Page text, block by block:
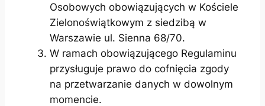
Osobowych obowiązujących w Kościele
Zielonoświątkowym z siedzibą w
Warszawie ul. Sienna 68/70.
W ramach obowiązującego Regulaminu
przysługuje prawo do cofnięcia zgody
na przetwarzanie danych w dowolnym
momencie.